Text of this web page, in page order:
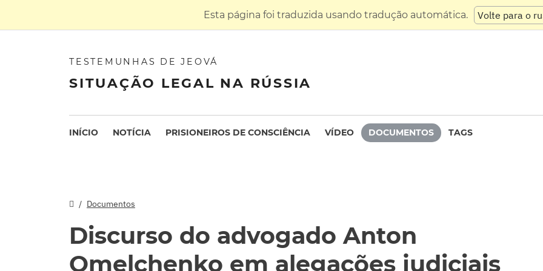
Esta página foi traduzida usando tradução automática. Volte para o
TESTEMUNHAS DE JEOVÁ
SITUAÇÃO LEGAL NA RÚSSIA
INÍCIO NOTÍCIA PRISIONEIROS DE CONSCIÊNCIA VÍDEO DOCUMENTOS TAGS
Documentos
Discurso do advogado Anton
Omelchenko em alegações judiciais